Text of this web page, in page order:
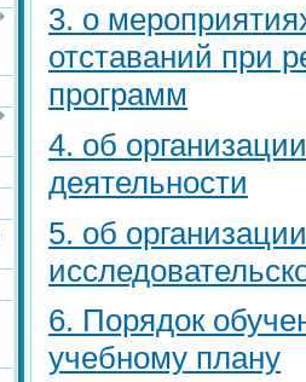
3. о
отставаний при
программ
4. об
деятельности
5. об
6. Порядок
учебному плану